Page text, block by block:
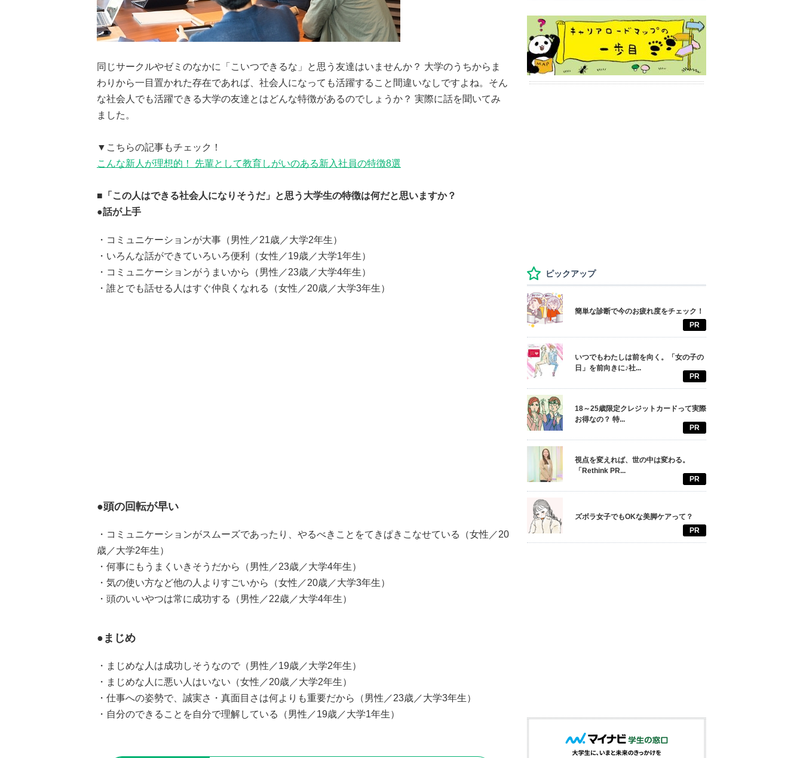
同じサークルやゼミのなかに「こいつできるな」と思う友達はいませんか？ 大学のうちからま
わりから一目置かれた存在であれば、社会人になっても活躍すること間違いなしですよね。そん
な社会人でも活躍できる大学の友達とはどんな特徴があるのでしょうか？ 実際に話を聞いてみ
ました。
▼こちらの記事もチェック！
こんな新人が理想的！ 先輩として教育しがいのある新入社員の特徴8選
■「この人はできる社会人になりそうだ」と思う大学生の特徴は何だと思いますか？
●話が上手
・コミュニケーションが大事（男性／21歳／大学2年生）
・いろんな話ができていろいろ便利（女性／19歳／大学1年生）
・コミュニケーションがうまいから（男性／23歳／大学4年生）
・誰とでも話せる人はすぐ仲良くなれる（女性／20歳／大学3年生）
●頭の回転が早い
・コミュニケーションがスムーズであったり、やるべきことをてきぱきこなせている（女性／20
歳／大学2年生）
・何事にもうまくいきそうだから（男性／23歳／大学4年生）
・気の使い方など他の人よりすごいから（女性／20歳／大学3年生）
・頭のいいやつは常に成功する（男性／22歳／大学4年生）
●まじめ
・まじめな人は成功しそうなので（男性／19歳／大学2年生）
・まじめな人に悪い人はいない（女性／20歳／大学2年生）
・仕事への姿勢で、誠実さ・真面目さは何よりも重要だから（男性／23歳／大学3年生）
・自分のできることを自分で理解している（男性／19歳／大学1年生）
ピックアップ
簡単な診断で今のお疲れ度をチェック！
PR
いつでもわたしは前を向く。「女の子の
日」を前向きに♪社...
PR
18～25歳限定クレジットカードって実際
お得なの？ 特...
PR
視点を変えれば、世の中は変わる。
「Rethink PR...
PR
ズボラ女子でもOKな美脚ケアって？
PR